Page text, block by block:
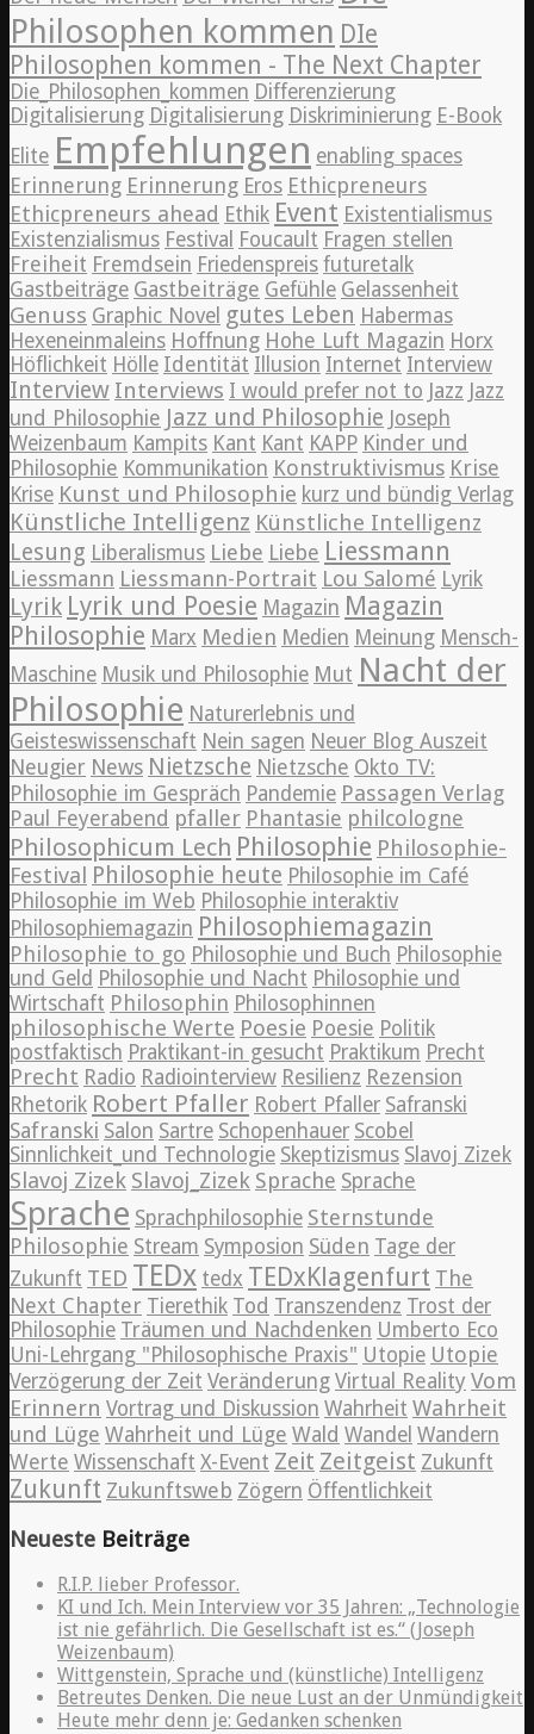
Philosophen kommen DIe
Philosophen kommen - The Next Chapter
Die_Philosophen_kommen Differenzierung
Digitalisierung Digitalisierung Diskriminierung E-Book
Elite Empfehlungen enabling spaces
Erinnerung Erinnerung Eros Ethicpreneurs
Ethicpreneurs ahead Ethik Event Existentialismus
Existenzialismus Festival Foucault Fragen stellen
Freiheit Fremdsein Friedenspreis futuretalk
Gastbeiträge Gastbeiträge Gefühle Gelassenheit
Genuss Graphic Novel gutes Leben Habermas
Hexeneinmaleins Hoffnung Hohe Luft Magazin Horx
Höflichkeit Hölle Identität Illusion Internet Interview
Interview Interviews I would prefer not to Jazz Jazz
und Philosophie Jazz und Philosophie Joseph
Weizenbaum Kampits Kant Kant KAPP Kinder und
Philosophie Kommunikation Konstruktivismus Krise
Krise Kunst und Philosophie kurz und bündig Verlag
Künstliche Intelligenz Künstliche Intelligenz
Lesung Liberalismus Liebe Liebe Liessmann
Liessmann Liessmann-Portrait Lou Salomé Lyrik
Lyrik Lyrik und Poesie Magazin Magazin
Philosophie Marx Medien Medien Meinung Mensch-
Maschine Musik und Philosophie Mut Nacht der
Philosophie Naturerlebnis und
Geisteswissenschaft Nein sagen Neuer Blog Auszeit
Neugier News Nietzsche Nietzsche Okto TV:
Philosophie im Gespräch Pandemie Passagen Verlag
Paul Feyerabend pfaller Phantasie philcologne
Philosophicum Lech Philosophie Philosophie-
Festival Philosophie heute Philosophie im Café
Philosophie im Web Philosophie interaktiv
Philosophiemagazin Philosophiemagazin
Philosophie to go Philosophie und Buch Philosophie
und Geld Philosophie und Nacht Philosophie und
Wirtschaft Philosophin Philosophinnen
philosophische Werte Poesie Poesie Politik
postfaktisch Praktikant-in gesucht Praktikum Precht
Precht Radio Radiointerview Resilienz Rezension
Rhetorik Robert Pfaller Robert Pfaller Safranski
Safranski Salon Sartre Schopenhauer Scobel
Sinnlichkeit_und Technologie Skeptizismus Slavoj Zizek
Slavoj Zizek Slavoj_Zizek Sprache Sprache
Sprache Sprachphilosophie Sternstunde
Philosophie Stream Symposion Süden Tage der
Zukunft TED TEDx tedx TEDxKlagenfurt The
Next Chapter Tierethik Tod Transzendenz Trost der
Philosophie Träumen und Nachdenken Umberto Eco
Uni-Lehrgang "Philosophische Praxis" Utopie Utopie
Verzögerung der Zeit Veränderung Virtual Reality Vom
Erinnern Vortrag und Diskussion Wahrheit Wahrheit
und Lüge Wahrheit und Lüge Wald Wandel Wandern
Werte Wissenschaft X-Event Zeit Zeitgeist Zukunft
Zukunft Zukunftsweb Zögern Öffentlichkeit
Neueste Beiträge
R.I.P. lieber Professor.
KI und Ich. Mein Interview vor 35 Jahren: „Technologie
ist nie gefährlich. Die Gesellschaft ist es.“ (Joseph
Weizenbaum)
Wittgenstein, Sprache und (künstliche) Intelligenz
Betreutes Denken. Die neue Lust an der Unmündigkeit
Heute mehr denn je: Gedanken schenken